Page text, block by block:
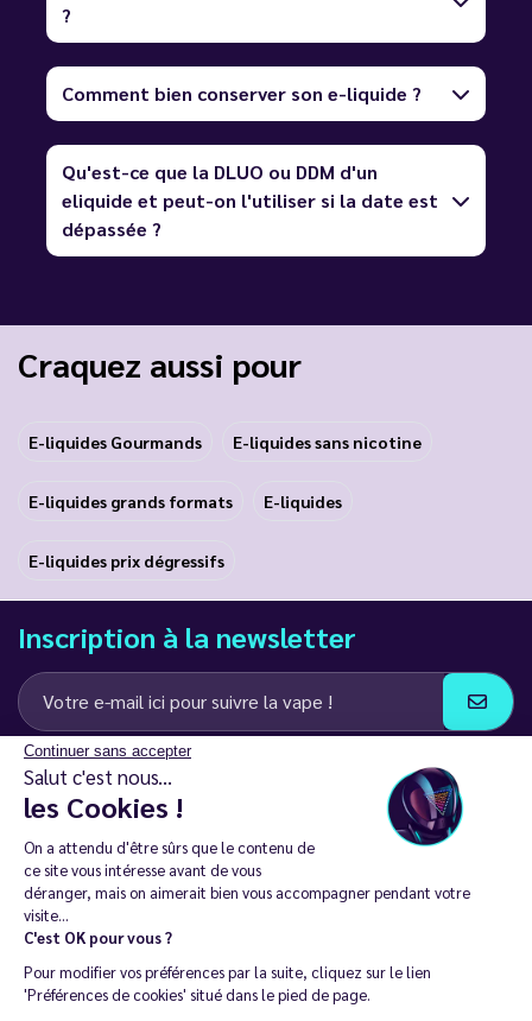
Continuer sans accepter
Salut c'est nous...
les Cookies !
On a attendu d'être sûrs que le contenu de
ce site vous intéresse avant de vous
déranger, mais on aimerait bien vous accompagner pendant votre
visite...
C'est OK pour vous ?
Pour modifier vos préférences par la suite, cliquez sur le lien
'Préférences de cookies' situé dans le pied de page.
?
Comment bien conserver son e-liquide ?
Qu'est-ce que la DLUO ou DDM d'un
eliquide et peut-on l'utiliser si la date est
dépassée ?
Craquez aussi pour
E-liquides Gourmands E-liquides sans nicotine
E-liquides grands formats E-liquides
E-liquides prix dégressifs
Inscription à la newsletter
J’accepte de recevoir des communications e-mail et SMS de la part de
LD Groupe
Restez en contact
La vente de cigarette électronique est interdite chez les moins de
18 ans. 🔞